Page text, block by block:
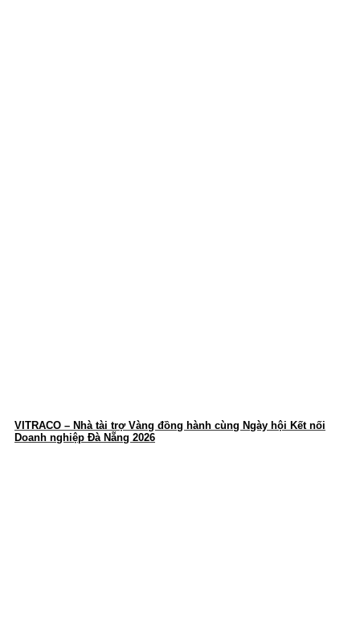
VITRACO – Nhà tài trợ Vàng đồng hành cùng Ngày hội Kết nối
Doanh nghiệp Đà Nẵng 2026